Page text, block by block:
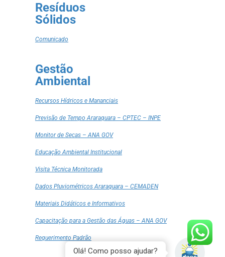
Resíduos
Sólidos
Comunicado
Gestão
Ambiental
Recursos Hídricos e Mananciais
Previsão de Tempo Araraquara – CPTEC – INPE
Monitor de Secas – ANA GOV
Educação Ambiental Institucional
Visita Técnica Monitorada
Dados Pluviométricos Araraquara – CEMADEN
Materiais Didáticos e Informativos
Capacitação para a Gestão das Águas – ANA GOV
Requerimento Padrão
Olá! Como posso ajudar?